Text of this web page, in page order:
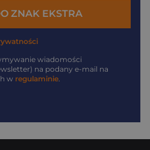
ZNAK EKSTRA
wiadomości
na podany e-mail na
w regulaminie